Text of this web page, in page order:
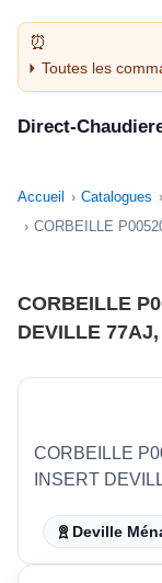
Toutes les
avant 14H sont
Direct-
Accueil Catalogues
CORBEILLE
CORBEILLE
DEVILLE
CORBEILLE
INSERT
Deville